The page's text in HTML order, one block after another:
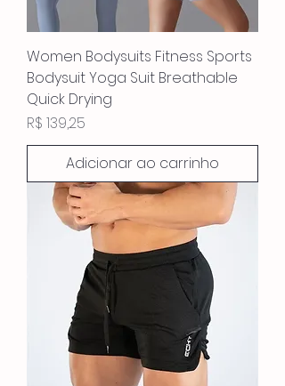
Women Bodysuits Fitness Sports
Bodysuit Yoga Suit Breathable
Quick Drying
Preço
R$ 139,25
Adicionar ao carrinho